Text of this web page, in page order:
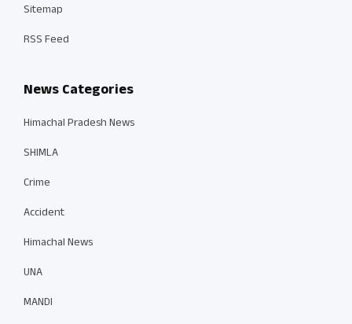
Sitemap
RSS Feed
News Categories
Himachal Pradesh News
SHIMLA
Crime
Accident
Himachal News
UNA
MANDI